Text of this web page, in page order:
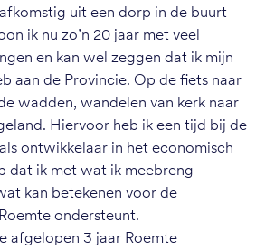
uit een dorp in de buurt
ik nu zo’n 20 jaar met veel
en kan wel zeggen dat ik mijn
aan de Provincie. Op de fiets naar
wadden, wandelen van kerk naar
Hiervoor heb ik een tijd bij de
ontwikkelaar in het economisch
dat ik met wat ik meebreng
kan betekenen voor de
ondersteunt.
afgelopen 3 jaar Roemte